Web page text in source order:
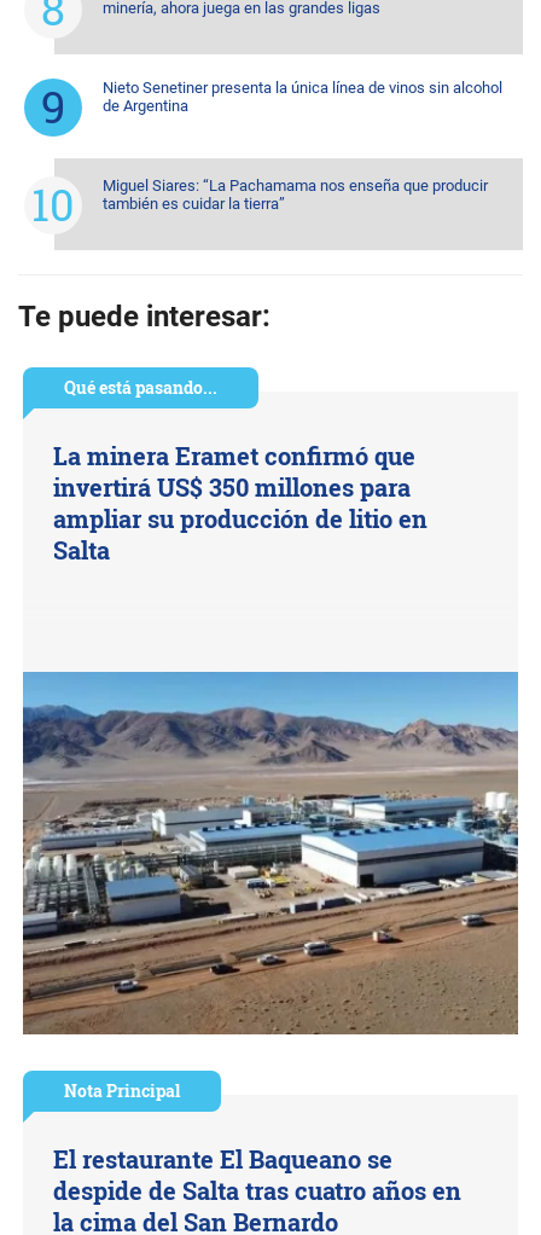
minería, ahora juega en las grandes ligas
Nieto Senetiner presenta la única línea de vinos sin alcohol
de Argentina
Miguel Siares: “La Pachamama nos enseña que producir
también es cuidar la tierra”
Te puede interesar:
Qué está pasando...
La minera Eramet confirmó que
invertirá US$ 350 millones para
ampliar su producción de litio en
Salta
Nota Principal
El restaurante El Baqueano se
despide de Salta tras cuatro años en
la cima del San Bernardo